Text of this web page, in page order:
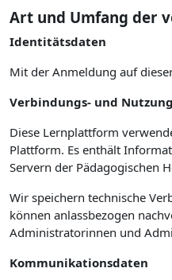
Art und Umfang der
Identitätsdaten
Mit der Anmeldung auf
Verbindungs- und
Diese Lernplattform
Plattform. Es enthält
Servern der Pädagogischen
Wir speichern technische
können anlassbezogen
Administratorinnen und
Kommunikationsdaten